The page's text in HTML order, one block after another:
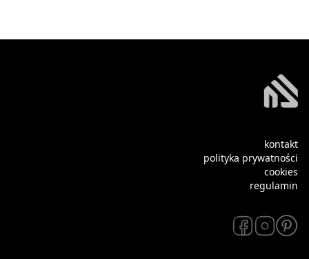
kontakt
polityka prywatności
cookies
regulamin